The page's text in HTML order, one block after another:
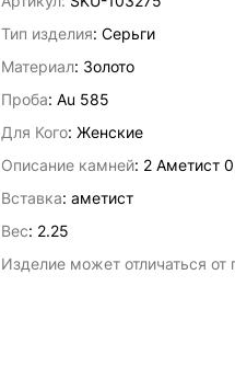
Тип изделия: Серьги
Материал: Золото
Проба: Au 585
Для Кого: Женские
Описание камней: 2 Аметист
Вставка: аметист
Вес: 2.25
Изделие может отличаться от